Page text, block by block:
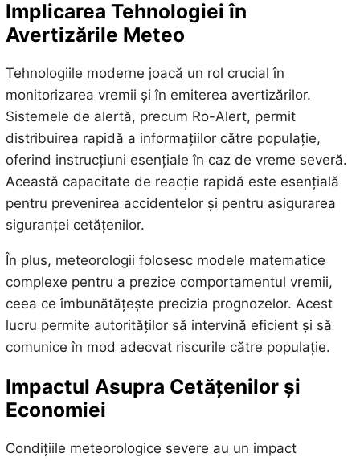
Implicarea Tehnologiei în
Avertizările Meteo
Tehnologiile moderne joacă un rol crucial în
monitorizarea vremii și în emiterea avertizărilor.
Sistemele de alertă, precum Ro-Alert, permit
distribuirea rapidă a informațiilor către populație,
oferind instrucțiuni esențiale în caz de vreme severă.
Această capacitate de reacție rapidă este esențială
pentru prevenirea accidentelor și pentru asigurarea
siguranței cetățenilor.
În plus, meteorologii folosesc modele matematice
complexe pentru a prezice comportamentul vremii,
ceea ce îmbunătățește precizia prognozelor. Acest
lucru permite autorităților să intervină eficient și să
comunice în mod adecvat riscurile către populație.
Impactul Asupra Cetățenilor și
Economiei
Condițiile meteorologice severe au un impact